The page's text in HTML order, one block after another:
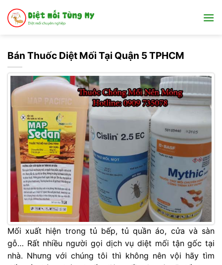
qua
Bán Thuốc Diệt Mối Tại Quận 5 TPHCM
Mối xuất hiện trong tủ bếp, tủ quần áo, cửa và sàn
gỗ… Rất nhiều người gọi dịch vụ diệt mối tận gốc tại
nhà. Nhưng với chúng tôi thì không nên vội hãy tìm